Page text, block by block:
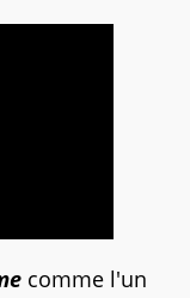
comme l'un